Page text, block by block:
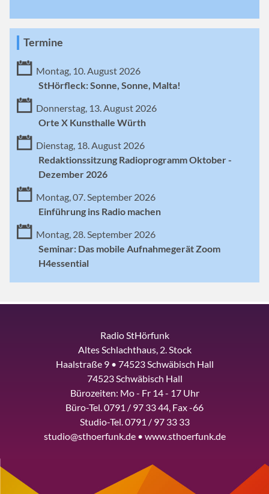
Termine
Montag, 10. August 2026
StHörfleck: Sonne, Sonne, Malta!
Donnerstag, 13. August 2026
Orte X Kunsthalle Würth
Dienstag, 18. August 2026
Redaktionssitzung Radioprogramm Oktober -
Dezember 2026
Montag, 07. September 2026
Einführung ins Radio machen
Montag, 28. September 2026
Seminar: Das mobile Aufnahmegerät Zoom
H4essential
Radio StHörfunk
Altes Schlachthaus, 2. Stock
Haalstraße 9 • 74523 Schwäbisch Hall
74523 Schwäbisch Hall
Bürozeiten: Mo - Fr 14 - 17 Uhr
Büro-Tel. 0791 / 97 33 44, Fax -66
Studio-Tel. 0791 / 97 33 33
studio@sthoerfunk.de • www.sthoerfunk.de